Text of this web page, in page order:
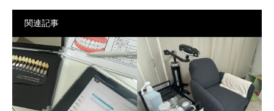
関連記事